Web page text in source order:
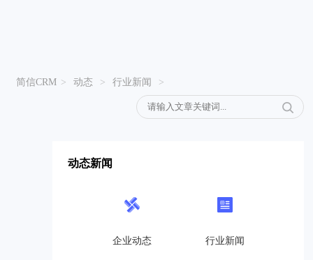
简信CRM > 动态 > 行业新闻 >
动态新闻
企业动态 行业新闻